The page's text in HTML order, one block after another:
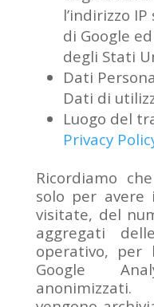
l’indirizzo
di Google
degli Stati
Dati
Dati di
Luogo del
Privacy
Ricordiamo
solo per
visitate, del
aggregati
operativo, per
Google